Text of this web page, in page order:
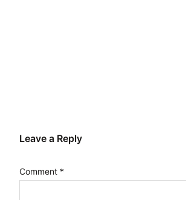
Leave a Reply
Comment *